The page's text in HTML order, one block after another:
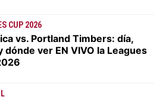
CUP 2026
vs. Portland Timbers: día,
dónde ver EN VIVO la Leagues